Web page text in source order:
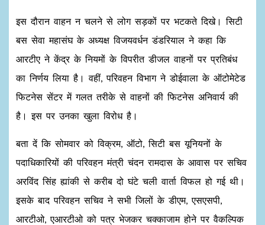
इस दौरान वाहन न चलने से लोग सड़कों पर भटकते दिखे। सिटी
बस सेवा महासंघ के अध्यक्ष विजयवर्धन डंडरियाल ने कहा कि
आरटीए ने केंद्र के नियमों के विपरीत डीजल वाहनों पर प्रतिबंध
का निर्णय लिया है। वहीं, परिवहन विभाग ने डोईवाला के ऑटोमेटेड
फिटनेस सेंटर में गलत तरीके से वाहनों की फिटनेस अनिवार्य की
है। इस पर उनका खुला विरोध है।
बता दें कि सोमवार को विक्रम, ऑटो, सिटी बस यूनियनों के
पदाधिकारियों की परिवहन मंत्री चंदन रामदास के आवास पर सचिव
अरविंद सिंह ह्यांकी से करीब दो घंटे चली वार्ता विफल हो गई थी।
इसके बाद परिवहन सचिव ने सभी जिलों के डीएम, एसएसपी,
आरटीओ, एआरटीओ को पत्र भेजकर चक्काजाम होने पर वैकल्पिक